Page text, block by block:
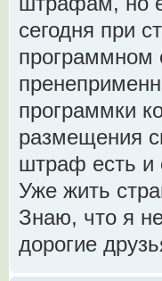
сегодня при
программном
программки
размещения
штраф есть и
Уже жить
Знаю, что я
дорогие